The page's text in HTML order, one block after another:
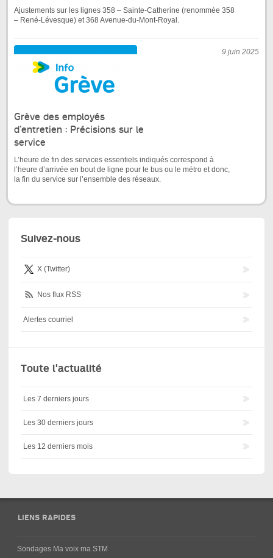
Ajustements sur les lignes 358 – Sainte-Catherine (renommée 358
– René-Lévesque) et 368 Avenue-du-Mont-Royal.
9 juin 2025
Grève des employés
d’entretien : Précisions sur le
service
L’heure de fin des services essentiels indiqués correspond à
l’heure d’arrivée en bout de ligne pour le bus ou le métro et donc,
la fin du service sur l’ensemble des réseaux.
Suivez-nous
X (Twitter)
Nos flux RSS
Alertes courriel
Toute l'actualité
Les 7 derniers jours
Les 30 derniers jours
Les 12 derniers mois
LIENS RAPIDES
Sondages Ma voix ma STM